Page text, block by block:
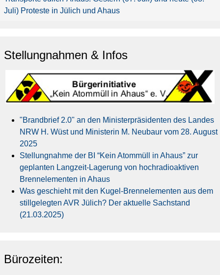
Juli) Proteste in Jülich und Ahaus
Stellungnahmen & Infos
"Brandbrief 2.0" an den Ministerpräsidenten des Landes
NRW H. Wüst und Ministerin M. Neubaur vom 28. August
2025
Stellungnahme der BI “Kein Atommüll in Ahaus” zur
geplanten Langzeit-Lagerung von hochradioaktiven
Brennelementen in Ahaus
Was geschieht mit den Kugel-Brennelementen aus dem
stillgelegten AVR Jülich? Der aktuelle Sachstand
(21.03.2025)
Bürozeiten: